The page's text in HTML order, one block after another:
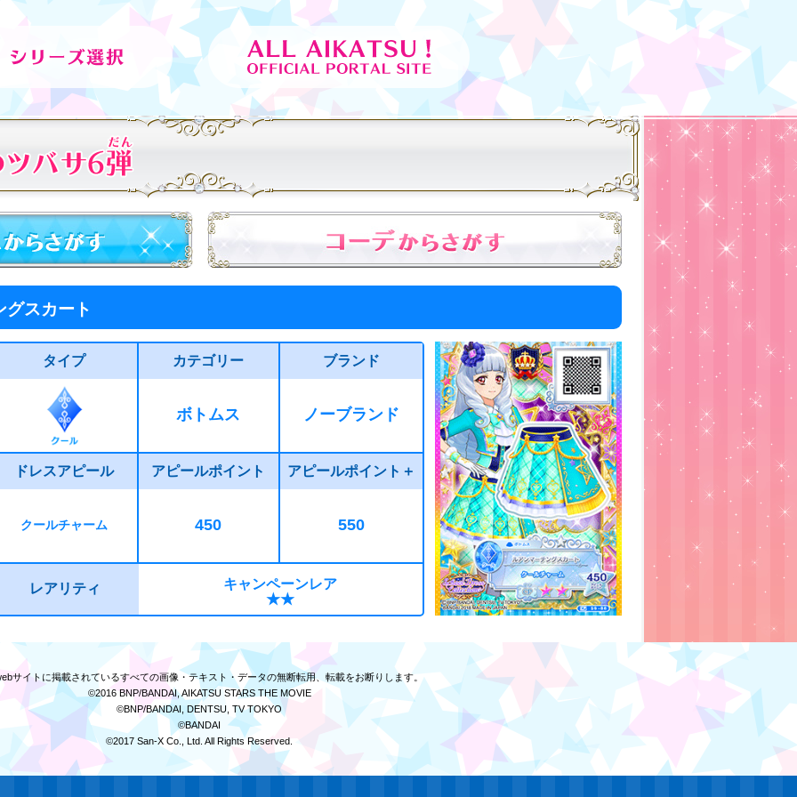
グスカート
タイプ カテゴリー
ボトムス
ブランド
ノーブランド
ドレスアピール
クールチャーム
アピールポイント
450
アピールポイント＋
550
レアリティ
キャンペーンレア
★★
サイトに掲載されているすべての画像・テキスト・データの無断転用、転載をお断りします。
©2016 BNP/BANDAI, AIKATSU STARS THE MOVIE
©BNP/BANDAI, DENTSU, TV TOKYO
©BANDAI
©2017 San-X Co., Ltd. All Rights Reserved.